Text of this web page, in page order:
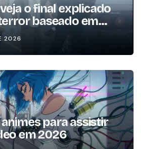
o final explicado
baseado em
2026
para assistir
em 2026